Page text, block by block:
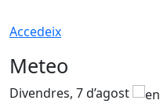
Accedeix
Meteo
Divendres, 7 d’agost